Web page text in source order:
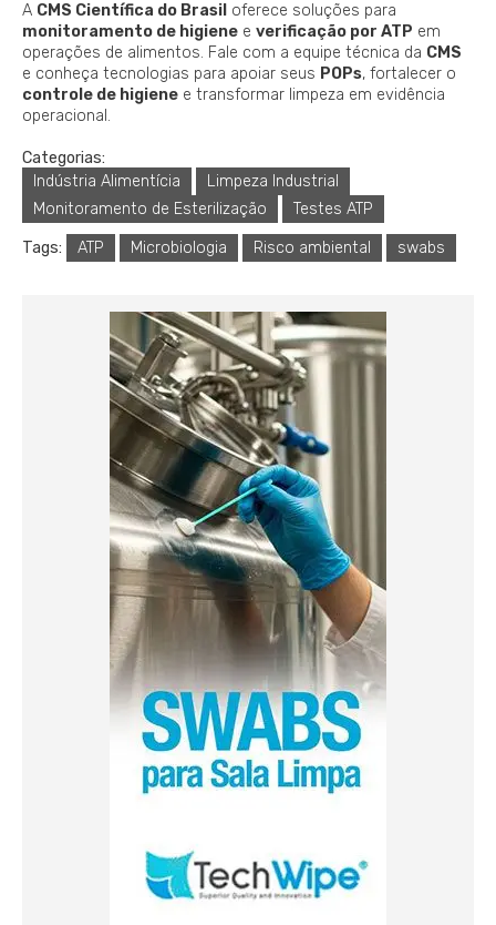
A CMS Científica do Brasil oferece soluções para
monitoramento de higiene e verificação por ATP em
operações de alimentos. Fale com a equipe técnica da CMS
e conheça tecnologias para apoiar seus POPs, fortalecer o
controle de higiene e transformar limpeza em evidência
operacional.
Categorias:
Indústria Alimentícia
Limpeza Industrial
Monitoramento de Esterilização
Testes ATP
Tags: ATP Microbiologia Risco ambiental swabs